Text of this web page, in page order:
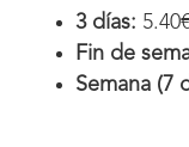
3 días:
Fin de
Semana (7